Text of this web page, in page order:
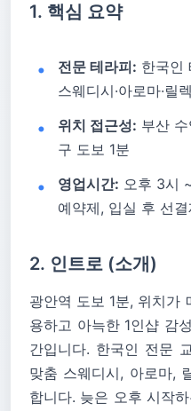
1. 핵심 요약
전문 테라피: 한국인
스웨디시·아로마·릴
위치 접근성: 부산
구 도보 1분
영업시간: 오후 3시
예약제, 입실 후 선결
2. 인트로 (소개)
광안역 도보 1분, 위치가
용하고 아늑한 1인샵 감
간입니다. 한국인 전문
맞춤 스웨디시, 아로마,
합니다. 늦은 오후 시작